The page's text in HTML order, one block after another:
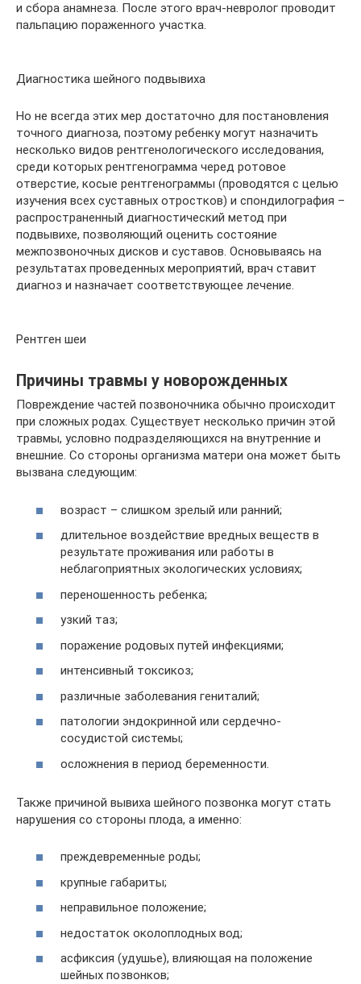
и сбора анамнеза. После этого врач-невролог проводит
пальпацию пораженного участка.
Диагностика шейного подвывиха
Но не всегда этих мер достаточно для постановления
точного диагноза, поэтому ребенку могут назначить
несколько видов рентгенологического исследования,
среди которых рентгенограмма черед ротовое
отверстие, косые рентгенограммы (проводятся с целью
изучения всех суставных отростков) и спондилография –
распространенный диагностический метод при
подвывихе, позволяющий оценить состояние
межпозвоночных дисков и суставов. Основываясь на
результатах проведенных мероприятий, врач ставит
диагноз и назначает соответствующее лечение.
Рентген шеи
Причины травмы у новорожденных
Повреждение частей позвоночника обычно происходит
при сложных родах. Существует несколько причин этой
травмы, условно подразделяющихся на внутренние и
внешние. Со стороны организма матери она может быть
вызвана следующим:
возраст – слишком зрелый или ранний;
длительное воздействие вредных веществ в
результате проживания или работы в
неблагоприятных экологических условиях;
переношенность ребенка;
узкий таз;
поражение родовых путей инфекциями;
интенсивный токсикоз;
различные заболевания гениталий;
патологии эндокринной или сердечно-
сосудистой системы;
осложнения в период беременности.
Также причиной вывиха шейного позвонка могут стать
нарушения со стороны плода, а именно:
преждевременные роды;
крупные габариты;
неправильное положение;
недостаток околоплодных вод;
асфиксия (удушье), влияющая на положение
шейных позвонков;